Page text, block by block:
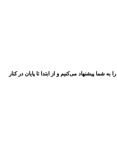
پیشنهاد می‌کنیم و از ابتدا تا پایان در کنار